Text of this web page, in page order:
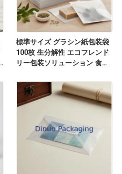
標準サイズ グラシン紙包装袋
100枚 生分解性 エコフレンド
リー包装ソリューション 食